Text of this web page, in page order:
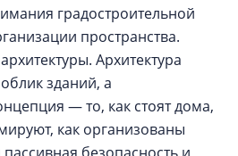
градостроительной
пространства.
Архитектура
зданий, а
— то, как стоят дома,
как организованы